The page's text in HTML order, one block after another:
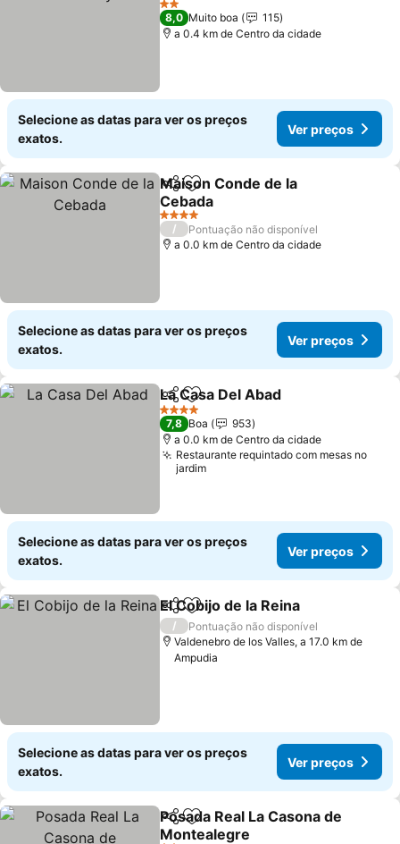
2 Estrelas
8,0 Muito boa
115
a 0.4 km de Centro da cidade
Selecione as datas para ver os preços
exatos.
Ver preços
PartilharAdicionar aos favoritos
Maison Conde de la
Cebada
4 Estrelas
/
Pontuação não disponível
a 0.0 km de Centro da cidade
Selecione as datas para ver os preços
exatos.
Ver preços
PartilharAdicionar aos favoritos
La Casa Del Abad
4 Estrelas
7,8 Boa
953
a 0.0 km de Centro da cidade
Restaurante requintado com mesas no
jardim
Selecione as datas para ver os preços
exatos.
Ver preços
PartilharAdicionar aos favoritos
El Cobijo de la Reina
/
Pontuação não disponível
Valdenebro de los Valles, a 17.0 km de
Ampudia
Selecione as datas para ver os preços
exatos.
Ver preços
PartilharAdicionar aos favoritos
Posada Real La Casona de
Montealegre